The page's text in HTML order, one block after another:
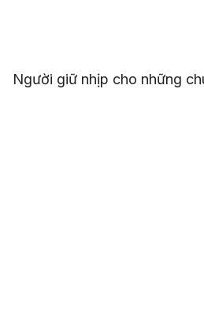
Người giữ nhịp cho những